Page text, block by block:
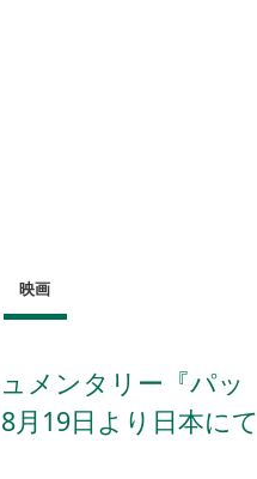
映画
メンタリー『パッ
月19日より日本にて